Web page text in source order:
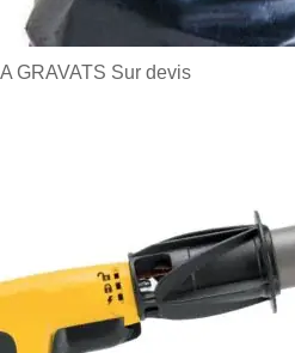
A GRAVATS Sur devis